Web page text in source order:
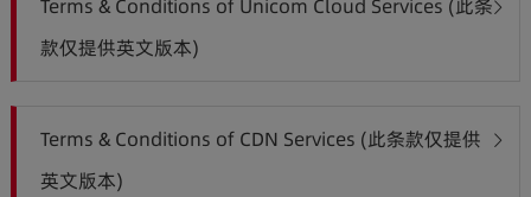
Terms & Conditions of Unicom Cloud Services (此条
款仅提供英文版本)
Terms & Conditions of CDN Services (此条款仅提供
英文版本)